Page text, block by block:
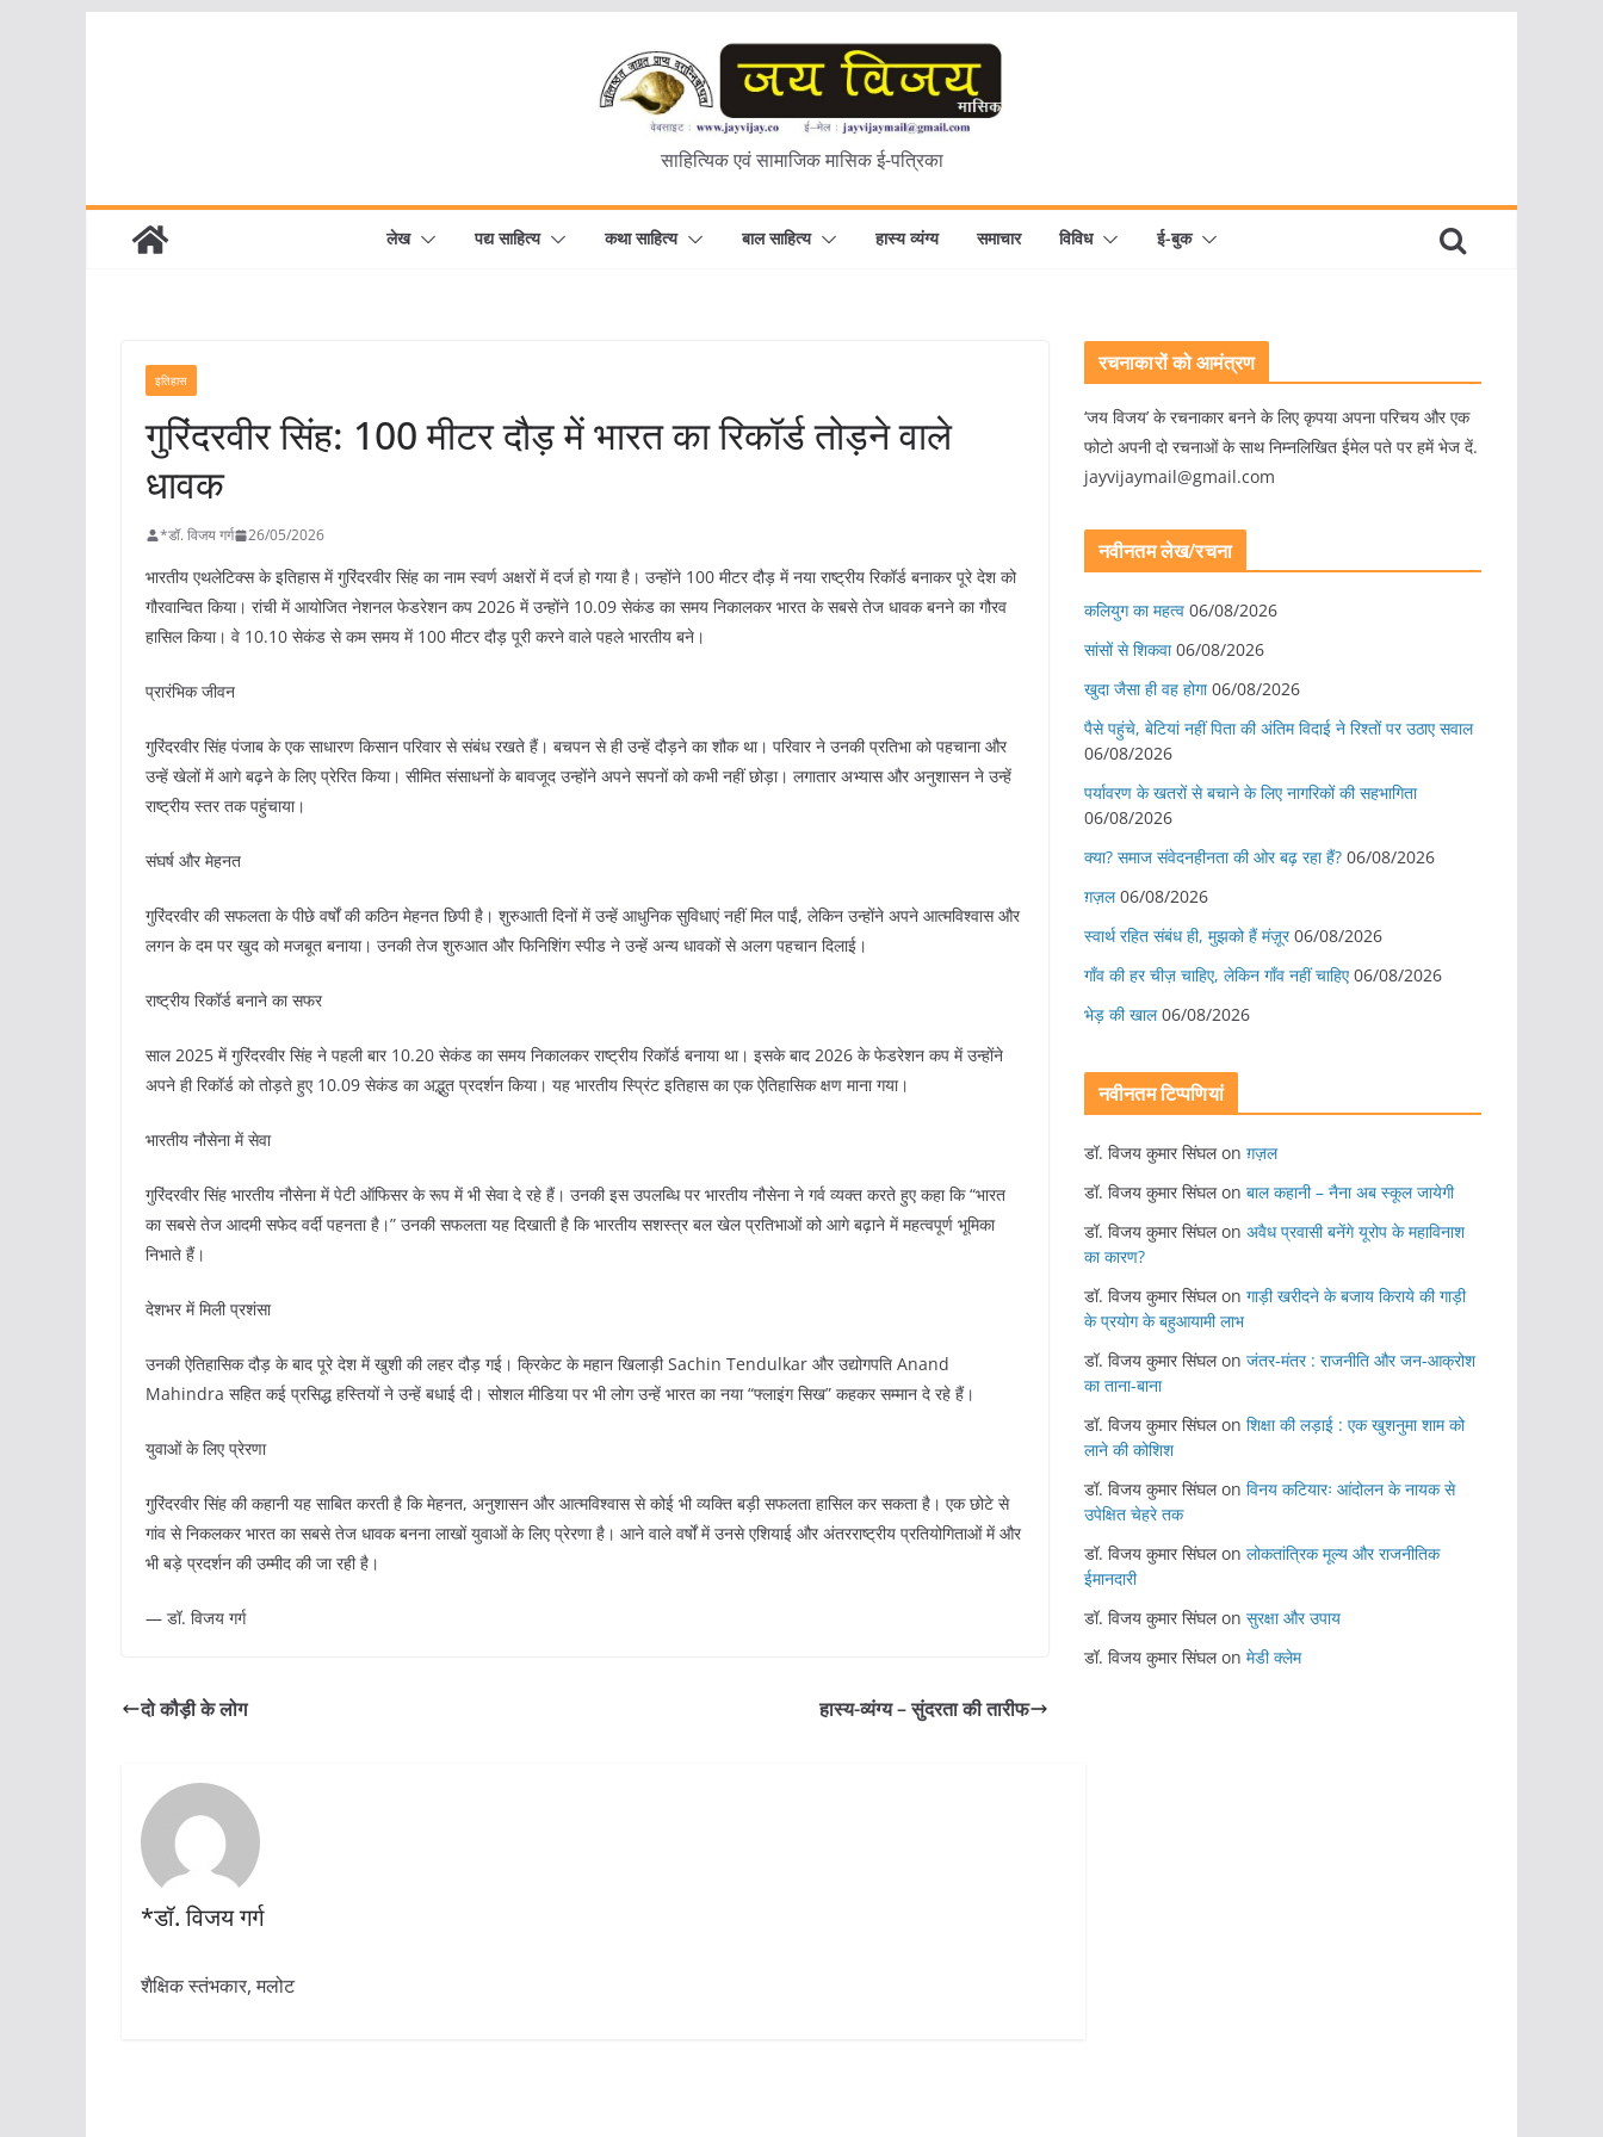
साहित्यिक एवं सामाजिक मासिक ई-पत्रिका
लेख पद्य साहित्य कथा साहित्य बाल साहित्य हास्य व्यंग्य समाचार विविध ई-बुक
इतिहास
गुरिंदरवीर सिंह: 100 मीटर दौड़ में भारत का रिकॉर्ड तोड़ने वाले
धावक
*डॉ. विजय गर्ग 26/05/2026
भारतीय एथलेटिक्स के इतिहास में गुरिंदरवीर सिंह का नाम स्वर्ण अक्षरों में दर्ज हो गया है। उन्होंने 100 मीटर दौड़ में नया राष्ट्रीय रिकॉर्ड बनाकर पूरे देश को
गौरवान्वित किया। रांची में आयोजित नेशनल फेडरेशन कप 2026 में उन्होंने 10.09 सेकंड का समय निकालकर भारत के सबसे तेज धावक बनने का गौरव
हासिल किया। वे 10.10 सेकंड से कम समय में 100 मीटर दौड़ पूरी करने वाले पहले भारतीय बने।
प्रारंभिक जीवन
गुरिंदरवीर सिंह पंजाब के एक साधारण किसान परिवार से संबंध रखते हैं। बचपन से ही उन्हें दौड़ने का शौक था। परिवार ने उनकी प्रतिभा को पहचाना और
उन्हें खेलों में आगे बढ़ने के लिए प्रेरित किया। सीमित संसाधनों के बावजूद उन्होंने अपने सपनों को कभी नहीं छोड़ा। लगातार अभ्यास और अनुशासन ने उन्हें
राष्ट्रीय स्तर तक पहुंचाया।
संघर्ष और मेहनत
गुरिंदरवीर की सफलता के पीछे वर्षों की कठिन मेहनत छिपी है। शुरुआती दिनों में उन्हें आधुनिक सुविधाएं नहीं मिल पाईं, लेकिन उन्होंने अपने आत्मविश्वास और
लगन के दम पर खुद को मजबूत बनाया। उनकी तेज शुरुआत और फिनिशिंग स्पीड ने उन्हें अन्य धावकों से अलग पहचान दिलाई।
राष्ट्रीय रिकॉर्ड बनाने का सफर
साल 2025 में गुरिंदरवीर सिंह ने पहली बार 10.20 सेकंड का समय निकालकर राष्ट्रीय रिकॉर्ड बनाया था। इसके बाद 2026 के फेडरेशन कप में उन्होंने
अपने ही रिकॉर्ड को तोड़ते हुए 10.09 सेकंड का अद्भुत प्रदर्शन किया। यह भारतीय स्प्रिंट इतिहास का एक ऐतिहासिक क्षण माना गया।
भारतीय नौसेना में सेवा
गुरिंदरवीर सिंह भारतीय नौसेना में पेटी ऑफिसर के रूप में भी सेवा दे रहे हैं। उनकी इस उपलब्धि पर भारतीय नौसेना ने गर्व व्यक्त करते हुए कहा कि “भारत
का सबसे तेज आदमी सफेद वर्दी पहनता है।” उनकी सफलता यह दिखाती है कि भारतीय सशस्त्र बल खेल प्रतिभाओं को आगे बढ़ाने में महत्वपूर्ण भूमिका
निभाते हैं।
देशभर में मिली प्रशंसा
उनकी ऐतिहासिक दौड़ के बाद पूरे देश में खुशी की लहर दौड़ गई। क्रिकेट के महान खिलाड़ी Sachin Tendulkar और उद्योगपति Anand
Mahindra सहित कई प्रसिद्ध हस्तियों ने उन्हें बधाई दी। सोशल मीडिया पर भी लोग उन्हें भारत का नया “फ्लाइंग सिख” कहकर सम्मान दे रहे हैं।
युवाओं के लिए प्रेरणा
गुरिंदरवीर सिंह की कहानी यह साबित करती है कि मेहनत, अनुशासन और आत्मविश्वास से कोई भी व्यक्ति बड़ी सफलता हासिल कर सकता है। एक छोटे से
गांव से निकलकर भारत का सबसे तेज धावक बनना लाखों युवाओं के लिए प्रेरणा है। आने वाले वर्षों में उनसे एशियाई और अंतरराष्ट्रीय प्रतियोगिताओं में और
भी बड़े प्रदर्शन की उम्मीद की जा रही है।
— डॉ. विजय गर्ग
दो कौड़ी के लोग हास्य-व्यंग्य – सुंदरता की तारीफ
*डॉ. विजय गर्ग
शैक्षिक स्तंभकार, मलोट
रचनाकारों को आमंत्रण
‘जय विजय’ के रचनाकार बनने के लिए कृपया अपना परिचय और एक
फोटो अपनी दो रचनाओं के साथ निम्नलिखित ईमेल पते पर हमें भेज दें.
jayvijaymail@gmail.com
नवीनतम लेख/रचना
कलियुग का महत्व 06/08/2026
सांसों से शिकवा 06/08/2026
खुदा जैसा ही वह होगा 06/08/2026
पैसे पहुंचे, बेटियां नहीं पिता की अंतिम विदाई ने रिश्तों पर उठाए सवाल
06/08/2026
पर्यावरण के खतरों से बचाने के लिए नागरिकों की सहभागिता
06/08/2026
क्या? समाज संवेदनहीनता की ओर बढ़ रहा हैं? 06/08/2026
ग़ज़ल 06/08/2026
स्वार्थ रहित संबंध ही, मुझको हैं मंज़ूर 06/08/2026
गाँव की हर चीज़ चाहिए, लेकिन गाँव नहीं चाहिए 06/08/2026
भेड़ की खाल 06/08/2026
नवीनतम टिप्पणियां
डॉ. विजय कुमार सिंघलon ग़ज़ल
डॉ. विजय कुमार सिंघलon बाल कहानी – नैना अब स्कूल जायेगी
डॉ. विजय कुमार सिंघलon अवैध प्रवासी बनेंगे यूरोप के महाविनाश
का कारण?
डॉ. विजय कुमार सिंघलon गाड़ी खरीदने के बजाय किराये की गाड़ी
के प्रयोग के बहुआयामी लाभ
डॉ. विजय कुमार सिंघलon जंतर-मंतर : राजनीति और जन-आक्रोश
का ताना-बाना
डॉ. विजय कुमार सिंघलon शिक्षा की लड़ाई : एक खुशनुमा शाम को
लाने की कोशिश
डॉ. विजय कुमार सिंघलon विनय कटियारः आंदोलन के नायक से
उपेक्षित चेहरे तक
डॉ. विजय कुमार सिंघलon लोकतांत्रिक मूल्य और राजनीतिक
ईमानदारी
डॉ. विजय कुमार सिंघलon सुरक्षा और उपाय
डॉ. विजय कुमार सिंघलon मेडी क्लेम